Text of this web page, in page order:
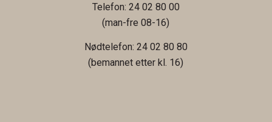
Telefon: 24 02 80 00
(man-fre 08-16)
Nødtelefon: 24 02 80 80
(bemannet etter kl. 16)